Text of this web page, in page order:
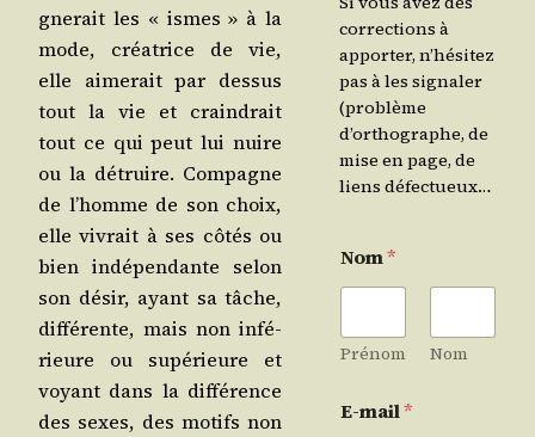
gne­rait les « ismes » à la
mode, créa­trice de vie,
elle aime­rait par des­sus
tout la vie et crain­drait
tout ce qui peut lui nuire
ou la détruire. Com­pagne
de l’homme de son choix,
elle vivrait à ses côtés ou
bien indé­pen­dante selon
son désir, ayant sa tâche,
dif­fé­rente, mais non infé­
rieure ou supé­rieure et
voyant dans la dif­fé­rence
des sexes, des motifs non
corrections à
apporter, n’hésitez
pas à les signaler
(problème
d’orthographe, de
mise en page, de
liens défectueux…
Nom*
Prénom Nom
E-mail*